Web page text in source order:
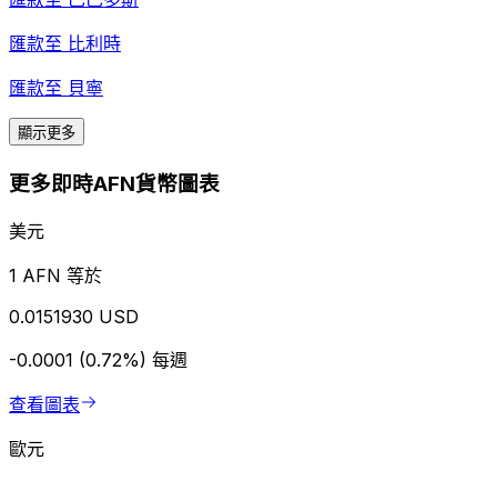
匯款至 比利時
匯款至 貝寧
顯示更多
更多即時AFN貨幣圖表
美元
1 AFN 等於
0.0151930 USD
-0.0001 (0.72%) 每週
查看圖表
歐元